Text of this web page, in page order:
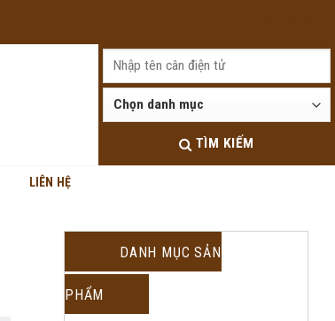
TÌM KIẾM
LIÊN HỆ
DANH MỤC SẢN
PHẨM